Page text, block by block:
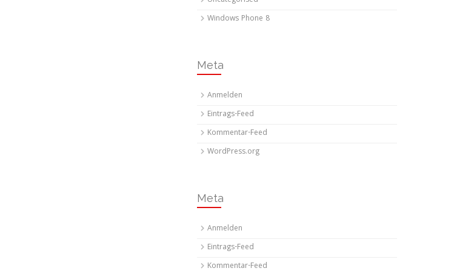
Windows Phone 8
Meta
Anmelden
Eintrags-Feed
Kommentar-Feed
WordPress.org
Meta
Anmelden
Eintrags-Feed
Kommentar-Feed